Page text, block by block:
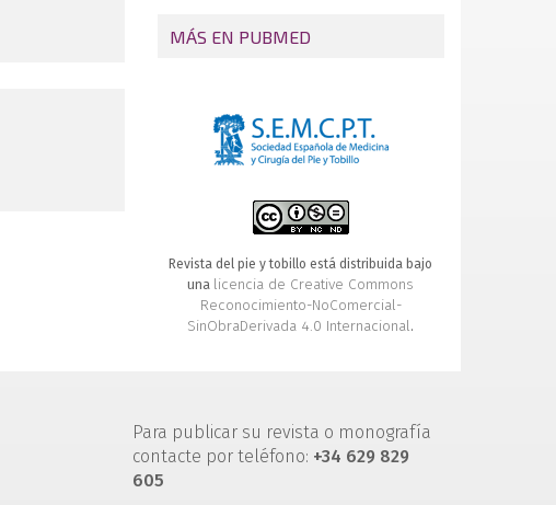
interobservador
articulaciones del aparato locomotor
XXVII Congreso Nacional de la AEMCP
Don't let it be
MÁS EN PUBMED
Revista del pie y tobillo está distribuida bajo
una licencia de Creative Commons
Reconocimiento-NoComercial-
SinObraDerivada 4.0 Internacional.
Para publicar su revista o monografía
contacte por teléfono: +34 629 829
605